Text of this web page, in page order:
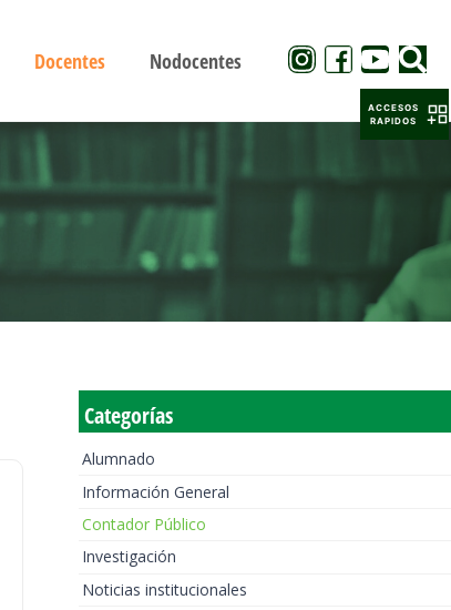
Docentes Nodocentes
Categorías
Alumnado
Información General
Contador Público
Investigación
Noticias institucionales
ACCESOS
RAPIDOS